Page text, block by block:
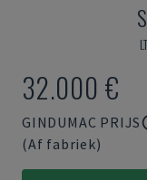
32.000 €
GINDUMAC PRIJS
(Af fabriek)